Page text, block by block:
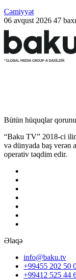
Cəmiyyət
06 avqust 2026 47
Bütün hüquqlar
“Baku TV” 2018-ci
və dünyada baş verən
operativ təqdim edir.
Əlaqə
info@baku.tv
+99455 202 50
+99412 525 44